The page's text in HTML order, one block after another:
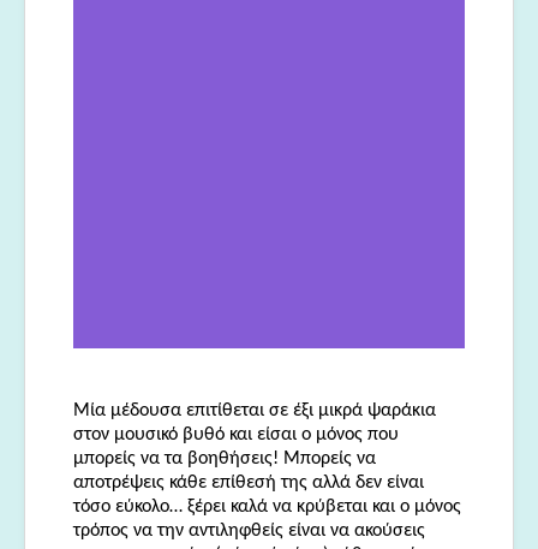
Μία μέδουσα επιτίθεται σε έξι μικρά ψαράκια
στον μουσικό βυθό και είσαι ο μόνος που
μπορείς να τα βοηθήσεις! Μπορείς να
αποτρέψεις κάθε επίθεσή της αλλά δεν είναι
τόσο εύκολο… ξέρει καλά να κρύβεται και ο μόνος
τρόπος να την αντιληφθείς είναι να ακούσεις